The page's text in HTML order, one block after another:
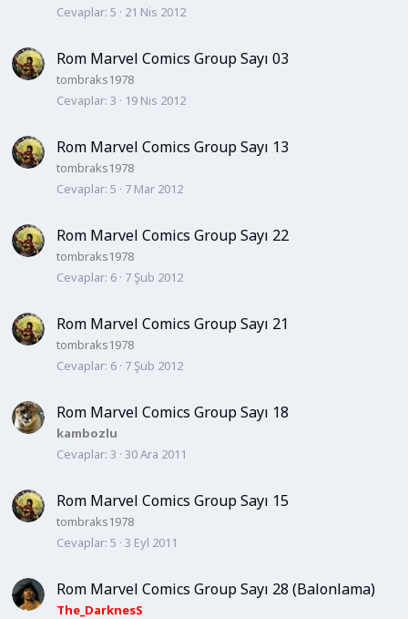
Cevaplar 5 21 Nis 2012
Rom Marvel Comics Group Sayı 03
tombraks1978
Cevaplar 3 19 Nis 2012
Rom Marvel Comics Group Sayı 13
tombraks1978
Cevaplar 5 7 Mar 2012
Rom Marvel Comics Group Sayı 22
tombraks1978
Cevaplar 6 7 Şub 2012
Rom Marvel Comics Group Sayı 21
tombraks1978
Cevaplar 6 7 Şub 2012
Rom Marvel Comics Group Sayı 18
kambozlu
Cevaplar 3 30 Ara 2011
Rom Marvel Comics Group Sayı 15
tombraks1978
Cevaplar 5 3 Eyl 2011
Rom Marvel Comics Group Sayı 28 (Balonlama)
The_DarknesS